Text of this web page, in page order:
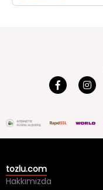
tozlu.com
Hakkımızda